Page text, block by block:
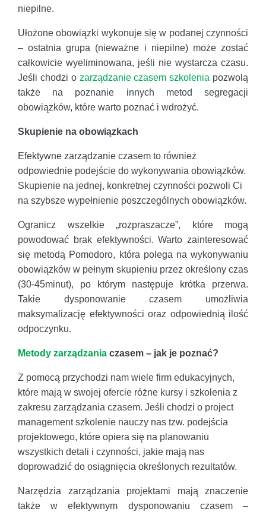
niepilne.
Ułożone obowiązki wykonuje się w podanej czynności
– ostatnia grupa (nieważne i niepilne) może zostać
całkowicie wyeliminowana, jeśli nie wystarcza czasu.
Jeśli chodzi o zarządzanie czasem szkolenia pozwolą
także na poznanie innych metod segregacji
obowiązków, które warto poznać i wdrożyć.
Skupienie na obowiązkach
Efektywne zarządzanie czasem to również
odpowiednie podejście do wykonywania obowiązków.
Skupienie na jednej, konkretnej czynności pozwoli Ci
na szybsze wypełnienie poszczególnych obowiązków.
Ogranicz wszelkie „rozpraszacze”, które mogą
powodować brak efektywności. Warto zainteresować
się metodą Pomodoro, która polega na wykonywaniu
obowiązków w pełnym skupieniu przez określony czas
(30-45minut), po którym następuje krótka przerwa.
Takie dysponowanie czasem umożliwia
maksymalizację efektywności oraz odpowiednią ilość
odpoczynku.
Metody zarządzania czasem – jak je poznać?
Z pomocą przychodzi nam wiele firm edukacyjnych,
które mają w swojej ofercie różne kursy i szkolenia z
zakresu zarządzania czasem. Jeśli chodzi o project
management szkolenie nauczy nas tzw. podejścia
projektowego, które opiera się na planowaniu
wszystkich detali i czynności, jakie mają nas
doprowadzić do osiągnięcia określonych rezultatów.
Narzędzia zarządzania projektami mają znaczenie
także w efektywnym dysponowaniu czasem –